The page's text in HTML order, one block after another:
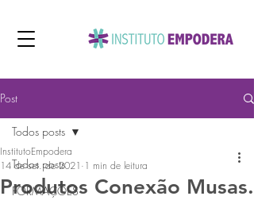
Post
Todos posts
FORMAÇÕES
Todos posts
Produtos Conexão Musas.
InstitutoEmpodera
14 de set. de 2021 1 min de leitura